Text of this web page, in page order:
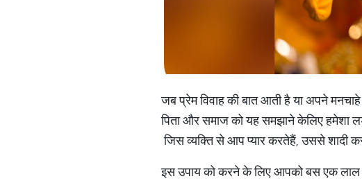
जब प्रेम विवाह की बात आती है या अपने
पिता और समाज को यह समझाने केलिए हमेशा
जिस व्यक्ति से आप प्यार करतेहैं, उससे शादी
इस उपाय को करने के लिए आपको बस एक लाल